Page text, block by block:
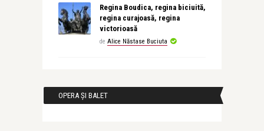
Regina Boudica, regina biciuită,
regina curajoasă, regina
victorioasă
de Alice Năstase Buciuta
OPERA ȘI BALET